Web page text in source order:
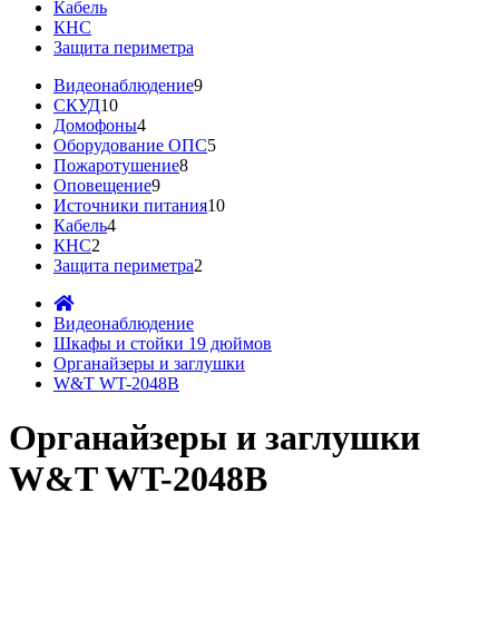
Кабель
КНС
Защита периметра
Видеонаблюдение9
СКУД10
Домофоны4
Оборудование ОПС5
Пожаротушение8
Оповещение9
Источники питания10
Кабель4
КНС2
Защита периметра2
Видеонаблюдение
Шкафы и стойки 19 дюймов
Органайзеры и заглушки
W&T WT-2048B
Органайзеры и заглушки
W&T WT-2048B